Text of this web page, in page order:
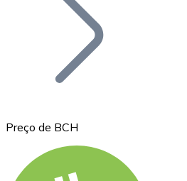
Bitcoin
Preço de BCH